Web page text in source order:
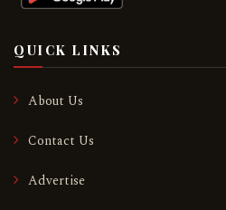
QUICK LINKS
About Us
Contact Us
Advertise